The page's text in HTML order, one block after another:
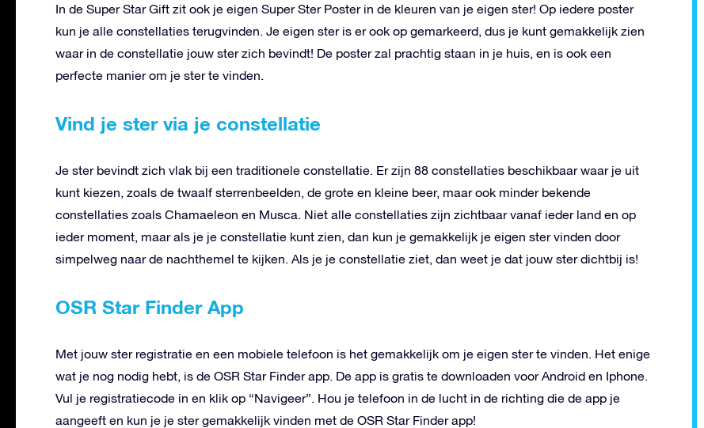
In de Super Star Gift zit ook je eigen Super Ster Poster in de kleuren van je eigen ster! Op iedere poster
kun je alle constellaties terugvinden. Je eigen ster is er ook op gemarkeerd, dus je kunt gemakkelijk zien
waar in de constellatie jouw ster zich bevindt! De poster zal prachtig staan in je huis, en is ook een
perfecte manier om je ster te vinden.
Vind je ster via je constellatie
Je ster bevindt zich vlak bij een traditionele constellatie. Er zijn 88 constellaties beschikbaar waar je uit
kunt kiezen, zoals de twaalf sterrenbeelden, de grote en kleine beer, maar ook minder bekende
constellaties zoals Chamaeleon en Musca. Niet alle constellaties zijn zichtbaar vanaf ieder land en op
ieder moment, maar als je je constellatie kunt zien, dan kun je gemakkelijk je eigen ster vinden door
simpelweg naar de nachthemel te kijken. Als je je constellatie ziet, dan weet je dat jouw ster dichtbij is!
OSR Star Finder App
Met jouw ster registratie en een mobiele telefoon is het gemakkelijk om je eigen ster te vinden. Het enige
wat je nog nodig hebt, is de OSR Star Finder app. De app is gratis te downloaden voor Android en Iphone.
Vul je registratiecode in en klik op “Navigeer”. Hou je telefoon in de lucht in de richting die de app je
aangeeft en kun je je ster gemakkelijk vinden met de OSR Star Finder app!